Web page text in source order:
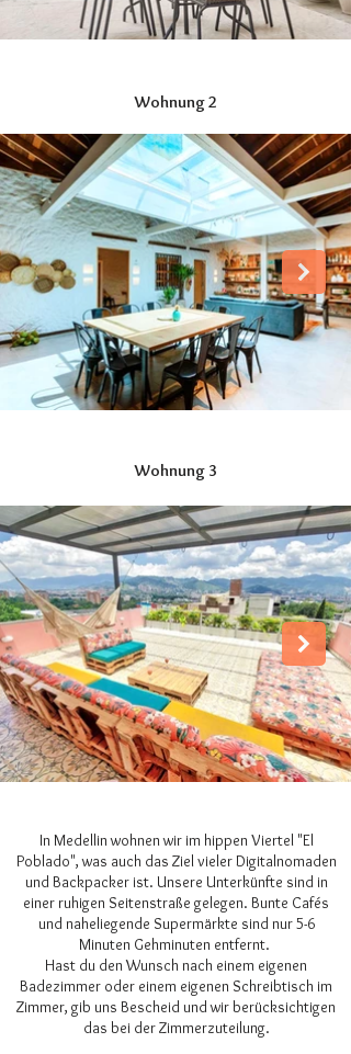
Wohnung 2
Wohnung 3
In Medellin wohnen wir im hippen Viertel "El
Poblado", was auch das Ziel vieler Digitalnomaden
und Backpacker ist. Unsere Unterkünfte sind in
einer ruhigen Seitenstraße gelegen. Bunte Cafés
und naheliegende Supermärkte sind nur 5-6
Minuten Gehminuten entfernt.
Hast du den Wunsch nach einem eigenen
Badezimmer oder einem eigenen Schreibtisch im
Zimmer, gib uns Bescheid und wir berücksichtigen
das bei der Zimmerzuteilung.